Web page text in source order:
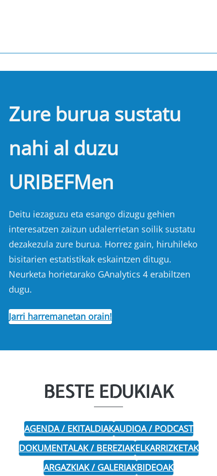
Zure burua sustatu
nahi al duzu
URIBEFMen
Deitu iezaguzu eta esango dizugu gehien
interesatzen zaizun udalerrietan soilik sustatu
dezakezula zure burua. Horrez gain, hiruhileko
bisitarien estatistikak eskaintzen ditugu.
Neurketa horietarako GAnalytics 4 erabiltzen
dugu.
Jarri harremanetan orain!
BESTE EDUKIAK
AGENDA / EKITALDIAKAUDIOA / PODCAST
DOKUMENTALAK / BEREZIAKELKARRIZKETAK
ARGAZKIAK / GALERIAKBIDEOAK